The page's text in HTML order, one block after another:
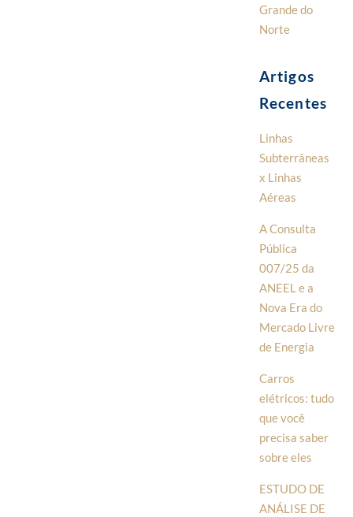
Grande do
Norte
Artigos
Recentes
Linhas
Subterrâneas
x Linhas
Aéreas
A Consulta
Pública
007/25 da
ANEEL e a
Nova Era do
Mercado Livre
de Energia
Carros
elétricos: tudo
que você
precisa saber
sobre eles
ESTUDO DE
ANÁLISE DE